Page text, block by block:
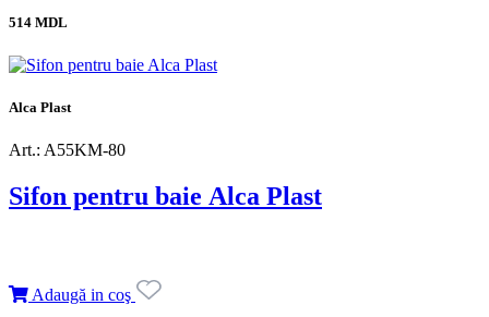
514 MDL
Alca Plast
Art.: A55KM-80
Sifon pentru baie Alca Plast
Adaugă in coş